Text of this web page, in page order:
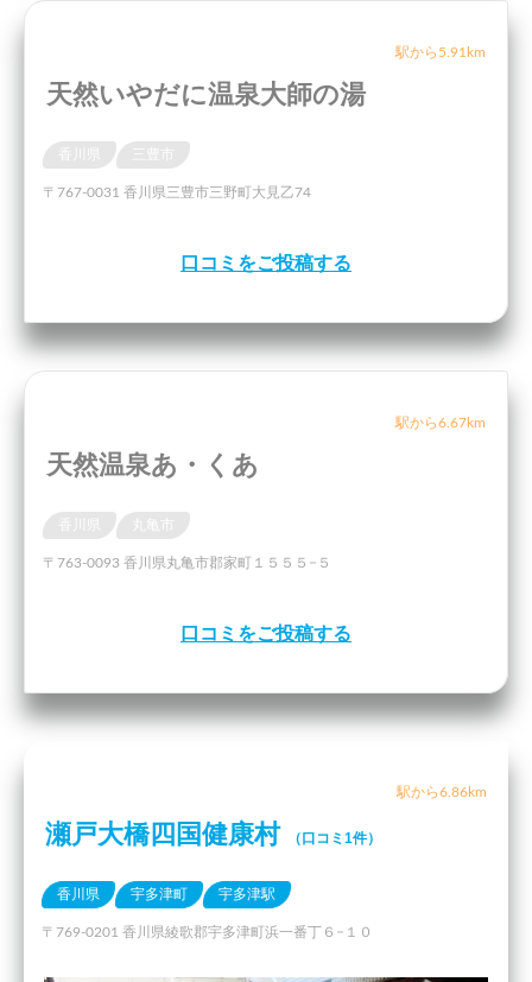
駅から5.91km
天然いやだに温泉大師の湯
香川県
〒767-0031 香川県三豊市三野町大見乙74
口コミをご投稿する
駅から6.67km
天然温泉あ・くあ
香川県
〒763-0093 香川県丸亀市郡家町１５５５−５
口コミをご投稿する
駅から6.86km
瀬戸大橋四国健康村 （口コミ1件）
香川県 宇多津町 宇多津駅
〒769-0201 香川県綾歌郡宇多津町浜一番丁６−１０